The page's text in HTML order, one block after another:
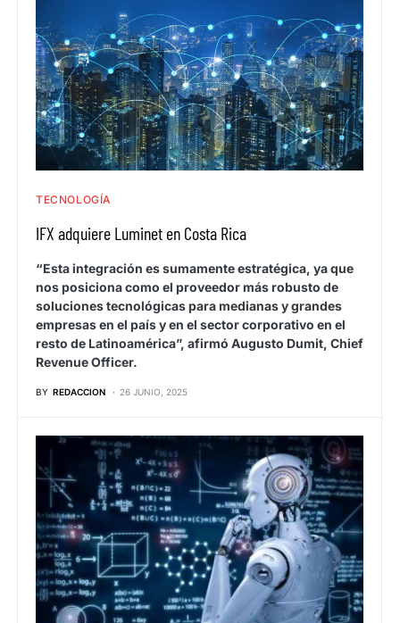
TECNOLOGÍA
IFX adquiere Luminet en Costa Rica
“Esta integración es sumamente estratégica, ya que
nos posiciona como el proveedor más robusto de
soluciones tecnológicas para medianas y grandes
empresas en el país y en el sector corporativo en el
resto de Latinoamérica”, afirmó Augusto Dumit, Chief
Revenue Officer.
BY REDACCION 26 JUNIO, 2025